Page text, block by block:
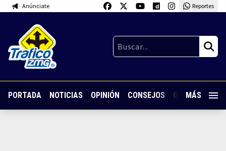
Anúnciate Reportes
PORTADA NOTICIAS OPINIÓN CONSEJOS GUARDIA
MÁS